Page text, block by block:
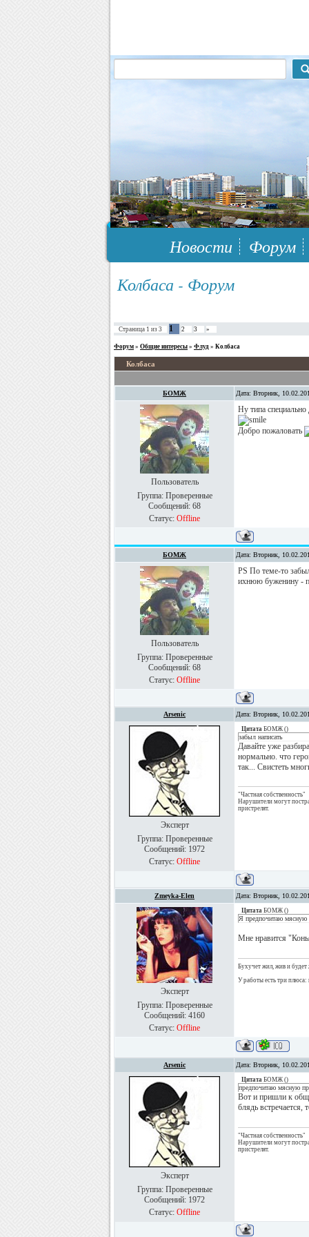
117148, г.Москва, ЮЗАО,
Новости
Форум
Колбаса - Форум
Страница 1 из 3 1 2 3 »
Форум » Общие интересы » Флуд » Колбаса
Колбаса
БОМЖ Дата: Вторник,
Пользователь
Группа: Проверенные
Сообщений: 68
Статус: Offline
Ну типа специально
Добро пожаловать
БОМЖ Дата: Вторник,
Пользователь
Группа: Проверенные
Сообщений: 68
Статус: Offline
PS По теме-то
ихнюю буженину -
Arsenic Дата: Вторник,
Эксперт
Группа: Проверенные
Сообщений: 1972
Статус: Offline
Цитата БОМЖ ()
забыл написать
Давайте уже
нормально. что
так... Свистеть
"Частная собственность"
Нарушители могут
пристрелят.
Zmeyka-Elen Дата: Вторник,
Эксперт
Группа: Проверенные
Сообщений: 4160
Статус: Offline
Цитата БОМЖ ()
Я предпочитаю мясную
Мне нравится
Бухучет жил, жив и будет
У работы есть три плюса:
Arsenic Дата: Вторник,
Эксперт
Группа: Проверенные
Сообщений: 1972
Статус: Offline
Цитата БОМЖ ()
предпочитаю мясную
Вот и пришли к
блядь
"Частная собственность"
Нарушители могут
пристрелят.